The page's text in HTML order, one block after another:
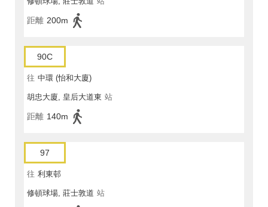
距離 200m
90C
往 中環 (怡和大廈)
胡忠大廈, 皇后大道東 站
距離 140m
97
往 利東邨
修頓球場, 莊士敦道 站